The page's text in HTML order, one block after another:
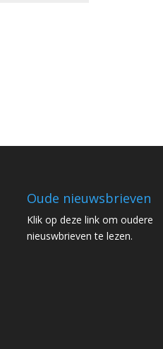
Oude nieuwsbrieven
Klik op deze link om oudere
nieuswbrieven te lezen.